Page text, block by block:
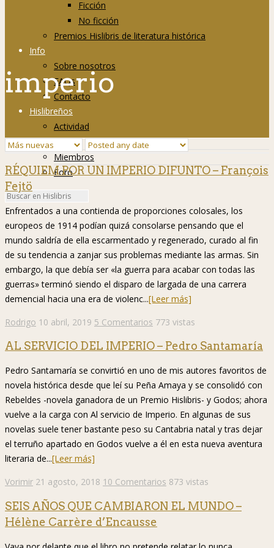
Ficción
No ficción
Premios Hislibris de literatura histórica
Info
Sobre nosotros
FAQs
Contacto
Hislibreños
Actividad
Grupos
Miembros
Foro
imperio
RÉQUIEM POR UN IMPERIO DIFUNTO – François
Fejtö
Enfrentados a una contienda de proporciones colosales, los
europeos de 1914 podían quizá consolarse pensando que el
mundo saldría de ella escarmentado y regenerado, curado al fin
de su tendencia a zanjar sus problemas mediante las armas. Sin
embargo, la que debía ser «la guerra para acabar con todas las
guerras» terminó siendo el disparo de largada de una carrera
demencial hacia una era de violenc...[Leer más]
Rodrigo 10 abril, 2019 5 Comentarios 773 vistas
AL SERVICIO DEL IMPERIO – Pedro Santamaría
Pedro Santamaría se convirtió en uno de mis autores favoritos de
novela histórica desde que leí su Peña Amaya y se consolidó con
Rebeldes -novela ganadora de un Premio Hislibris- y Godos; ahora
vuelve a la carga con Al servicio de Imperio. En algunas de sus
novelas suele tener bastante peso su Cantabria natal y tras dejar
el terruño apartado en Godos vuelve a él en esta nueva aventura
literaria de...[Leer más]
Vorimir 21 agosto, 2018 10 Comentarios 873 vistas
SEIS AÑOS QUE CAMBIARON EL MUNDO –
Hélène Carrère d’Encausse